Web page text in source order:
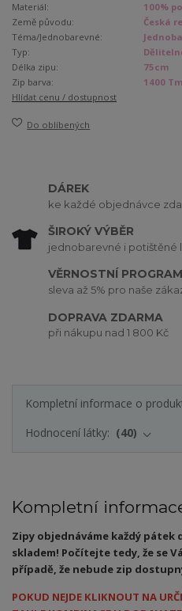
Materiál:
100%
Země původu:
Česká
Téma/Jednobarevné:
Typ:
Délka zipu:
75cm
Zip barva:
1400
Hlídat cenu / dostupnost
Do oblíbených
DÁREK
ke každé objednávce
ŠIROKÝ VÝBĚR
jednobarevné i potištěné
VĚRNOSTNÍ PROGRAM
sleva až 5% pro naše
DOPRAVA ZDARMA
při nákupu nad 1 800 Kč
Kompletní informace o
Hodnocení látky:
40
Kompletní
Zipy objednáváme každý pátek
skladem! Počítejte tedy, že se
případě, že nebude zip
POKUD NEJDE KLIKNOUT NA